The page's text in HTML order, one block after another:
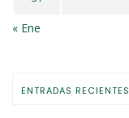
« Ene
ENTRADAS RECIENTES